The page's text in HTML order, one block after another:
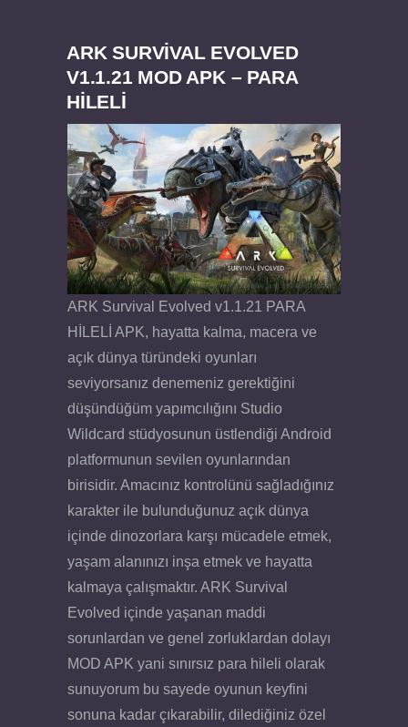
Dream Road Multiplayer v1.4.2 PARA HİLELİ
Felix the Reaper v1.25 FULL APK
ARK SURVIVAL EVOLVED
V1.1.21 MOD APK – PARA
HİLELİ
ARK Survival Evolved v1.1.21 PARA
HİLELİ APK, hayatta kalma, macera ve
açık dünya türündeki oyunları
seviyorsanız denemeniz gerektiğini
düşündüğüm yapımcılığını Studio
Wildcard stüdyosunun üstlendiği Android
platformunun sevilen oyunlarından
birisidir. Amacınız kontrolünü sağladığınız
karakter ile bulunduğunuz açık dünya
içinde dinozorlara karşı mücadele etmek,
yaşam alanınızı inşa etmek ve hayatta
kalmaya çalışmaktır. ARK Survival
Evolved içinde yaşanan maddi
sorunlardan ve genel zorluklardan dolayı
MOD APK yani sınırsız para hileli olarak
sunuyorum bu sayede oyunun keyfini
sonuna kadar çıkarabilir, dilediğiniz özel